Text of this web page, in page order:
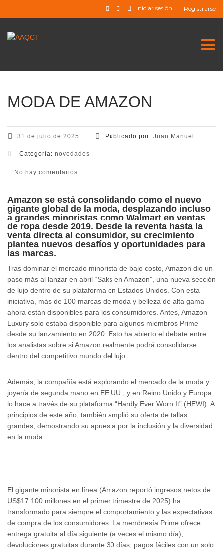
Iniciar sesión Registrarse
MODA DE AMAZON
31 de julio de 2025 Publicado por: Juan Manuel
Categoría: novedades
No hay comentarios
Amazon se está consolidando como el nuevo
gigante global de la moda, desplazando incluso
a grandes minoristas como Walmart en ventas
de ropa desde 2019. Desde la reventa hasta la
venta directa al consumidor, su crecimiento
plantea nuevos desafíos y oportunidades para
las marcas.
Tras dominar el mercado minorista de bajo costo, Amazon dio un
paso más al lanzar en abril “Saks en Amazon”, una nueva sección
de lujo dentro de su plataforma en Estados Unidos. Con esta
iniciativa, más de 100 marcas de moda y belleza de alta gama
ahora están disponibles para los consumidores. Antes, Amazon
Luxury solo estaba disponible para algunos miembros Prime
desde su lanzamiento en 2020. Esto ha abierto el debate entre
los analistas sobre si Amazon realmente podrá consolidarse
dentro del competitivo mundo del lujo.
Además, la compañía está explorando el mercado de la moda y
joyería de segunda mano en EE.UU., y en Reino Unido y Europa
lo hace a través de su plataforma “Hardly Ever Worn It” (HEWI). A
principios de este año, también amplió su oferta de tallas
grandes, demostrando su apuesta por la inclusión y la diversidad
en la moda.
El gigante minorista en línea (Amazon reportó ingresos netos de
US$17.100 millones en el primer trimestre de 2025) ha
transformado para siempre el comportamiento y las expectativas
de compra de los consumidores. La membresía Prime ofrece
entrega gratuita al día siguiente (a veces el mismo día),
devoluciones gratuitas durante 30 días, pagos fáciles con un solo